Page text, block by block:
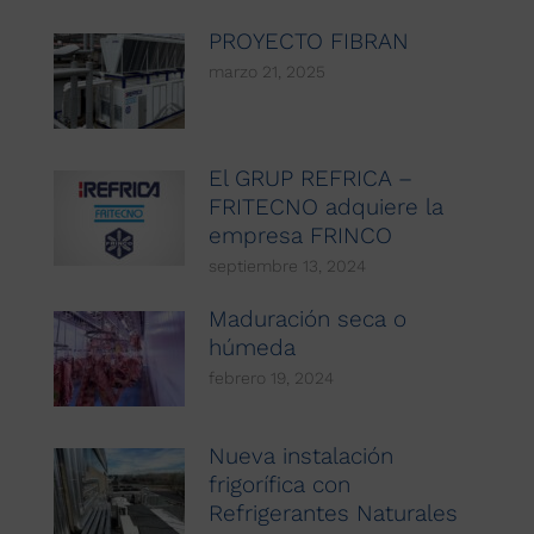
PROYECTO FIBRAN
marzo 21, 2025
El GRUP REFRICA –
FRITECNO adquiere la
empresa FRINCO
septiembre 13, 2024
Maduración seca o
húmeda
febrero 19, 2024
Nueva instalación
frigorífica con
Refrigerantes Naturales